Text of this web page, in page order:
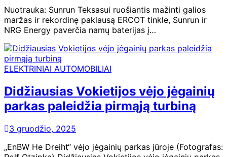
Nuotrauka: Sunrun Teksasui ruošiantis mažinti galios
maržas ir rekordinę paklausą ERCOT tinkle, Sunrun ir
NRG Energy paverčia namų baterijas į…
ELEKTRINIAI AUTOMOBILIAI
Didžiausias Vokietijos vėjo jėgainių
parkas paleidžia pirmąją turbiną
3 gruodžio, 2025
„EnBW He Dreiht“ vėjo jėgainių parkas jūroje (Fotografas: